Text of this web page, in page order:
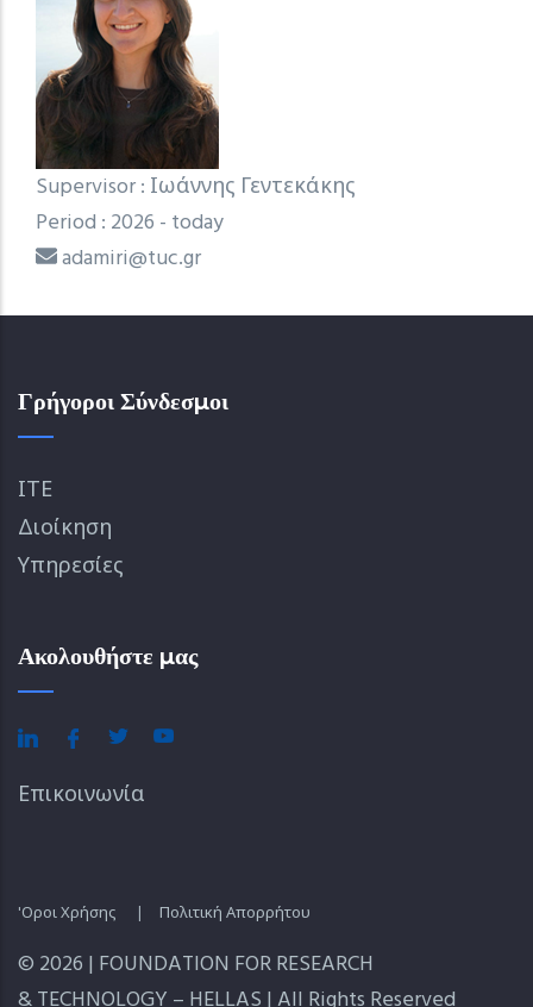
Supervisor : Ιωάννης Γεντεκάκης
Period : 2026 - today
adamiri@tuc.gr
Γρήγοροι Σύνδεσμοι
ΙΤΕ
Διοίκηση
Υπηρεσίες
Ακολουθήστε μας
Επικοινωνία
'Οροι Χρήσης | Πολιτική Απορρήτου
© 2026 | FOUNDATION FOR RESEARCH
& TECHNOLOGY – HELLAS | All Rights Reserved